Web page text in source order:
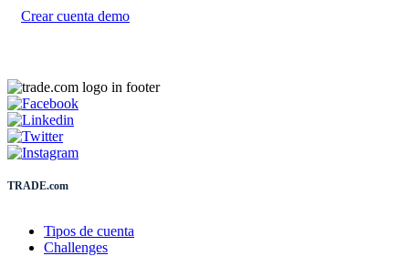
Crear cuenta demo
TRADE.com
Tipos de cuenta
Challenges